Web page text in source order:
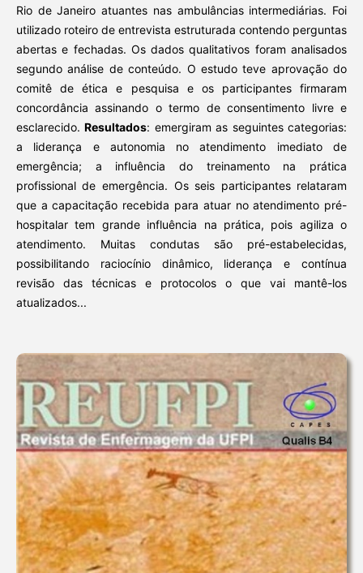
Rio de Janeiro atuantes nas ambulâncias intermediárias. Foi
utilizado roteiro de entrevista estruturada contendo perguntas
abertas e fechadas. Os dados qualitativos foram analisados
segundo análise de conteúdo. O estudo teve aprovação do
comitê de ética e pesquisa e os participantes firmaram
concordância assinando o termo de consentimento livre e
esclarecido.Resultados: emergiram as seguintes categorias:
a liderança e autonomia no atendimento imediato de
emergência; a influência do treinamento na prática
profissional de emergência. Os seis participantes relataram
que a capacitação recebida para atuar no atendimento pré-
hospitalar tem grande influência na prática, pois agiliza o
atendimento. Muitas condutas são pré-estabelecidas,
possibilitando raciocínio dinâmico, liderança e contínua
revisão das técnicas e protocolos o que vai mantê-los
atualizados...